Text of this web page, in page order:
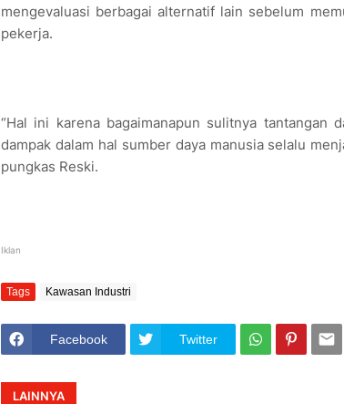
mengevaluasi berbagai alternatif lain sebelum
pekerja.
“Hal ini karena bagaimanapun sulitnya tantangan
dampak dalam hal sumber daya manusia selalu
pungkas Reski.
Iklan
Tags Kawasan Industri
Facebook Twitter
LAINNYA